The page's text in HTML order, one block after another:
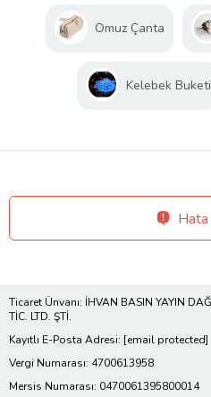
Omuz Çanta
Kelebek Buketi
Ticaret Ünvanı: İHVAN BASIN YAYIN
TİC. LTD. ŞTİ.
Kayıtlı E-Posta Adresi: [email protected]
Vergi Numarası: 4700613958
Mersis Numarası: 0470061395800014